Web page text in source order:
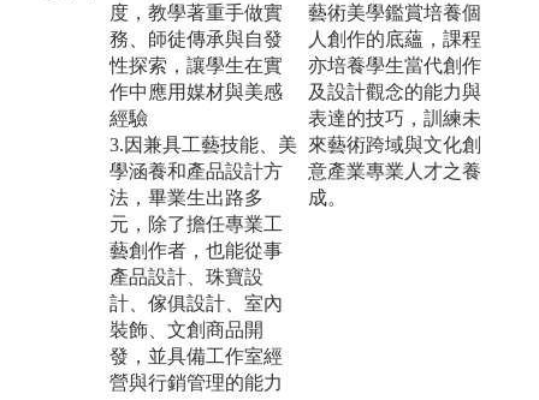
度，教學著重手做實
務、師徒傳承與自發
性探索，讓學生在實
作中應用媒材與美感
經驗
3.因兼具工藝技能、美
學涵養和產品設計方
法，畢業生出路多
元，除了擔任專業工
藝創作者，也能從事
產品設計、珠寶設
計、傢俱設計、室內
裝飾、文創商品開
發，並具備工作室經
營與行銷管理的能力
藝術美學鑑賞培養個
人創作的底蘊，課程
亦培養學生當代創作
及設計觀念的能力與
表達的技巧，訓練未
來藝術跨域與文化創
意產業專業人才之養
成。